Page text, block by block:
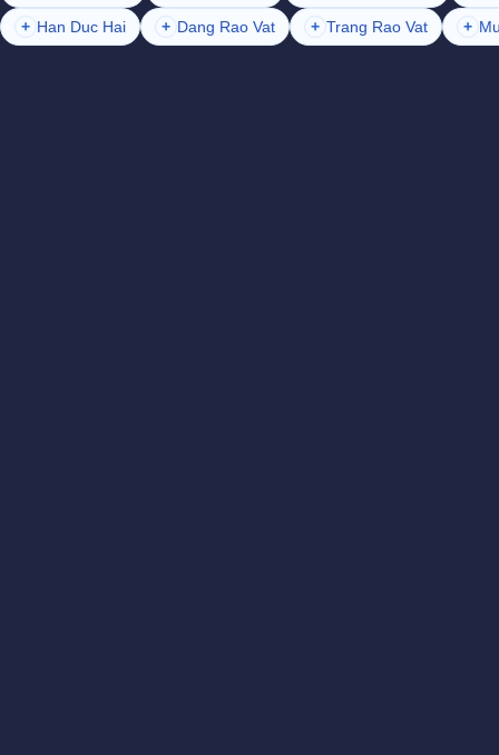
+ Han Duc Hai + Dang Rao Vat + Trang Rao Vat +